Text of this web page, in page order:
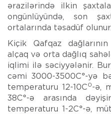
ərazilərində ilkin
ongünlüyündə, son
ortalarında təsadüf olunur.
Kiçik Qafqaz
alçaq və orta dağlıq
iqlimi ilə səciyyələnir.
cəmi 3000-3500C°-yə
temperaturu 12-10C0-ə,
38C°-ə arasında
temperaturu 1-2C°-ə,